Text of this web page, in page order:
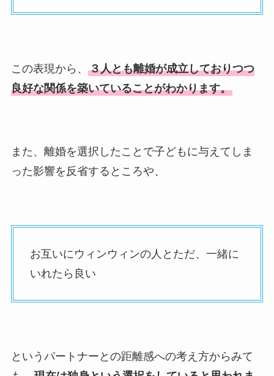
この表現から、 ３人とも離婚が成立しておりつつ
良好な関係を築いていることがわかります。
また、離婚を選択したことで子どもに与えてしま
った影響を反省するところや、
お互いにウィンウィンの人とただ、一緒に
いれたら良い
というパートナーとの距離感への考え方からみて